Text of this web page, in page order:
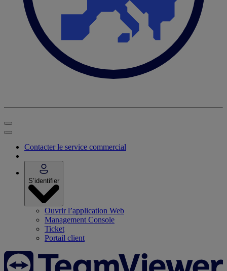
Contacter le service commercial
S’identifier
Ouvrir l’application Web
Management Console
Ticket
Portail client